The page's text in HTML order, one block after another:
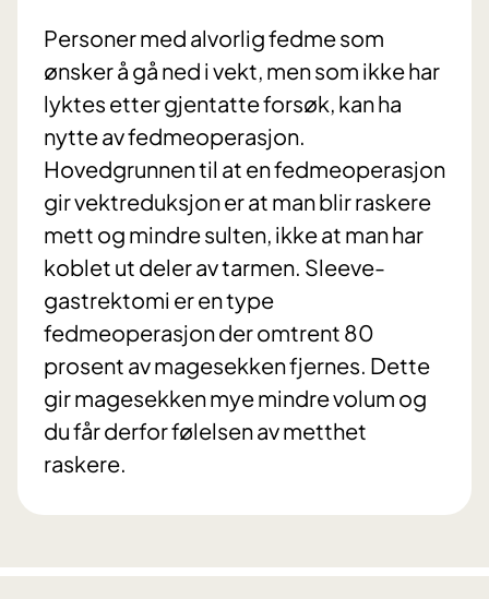
Personer med alvorlig fedme som
ønsker å gå ned i vekt, men som ikke har
lyktes etter gjentatte forsøk, kan ha
nytte av fedmeoperasjon.
Hovedgrunnen til at en fedmeoperasjon
gir vektreduksjon er at man blir raskere
mett og mindre sulten, ikke at man har
koblet ut deler av tarmen. Sleeve-
gastrektomi er en type
fedmeoperasjon der omtrent 80
prosent av magesekken fjernes. Dette
gir magesekken mye mindre volum og
du får derfor følelsen av metthet
raskere.